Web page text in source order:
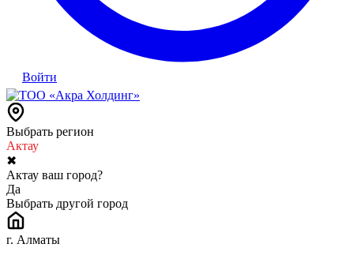
Войти
Выбрать регион
Актау
✖
Актау ваш город?
Да
Выбрать другой город
г. Алматы